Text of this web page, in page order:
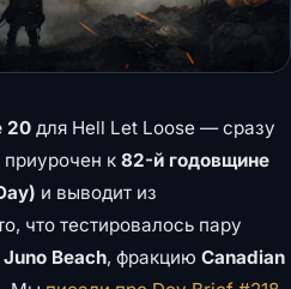
20 для Hell Let Loose — сразу
к 82-й годовщине
и выводит из
что тестировалось пару
Juno Beach, фракцию Canadian